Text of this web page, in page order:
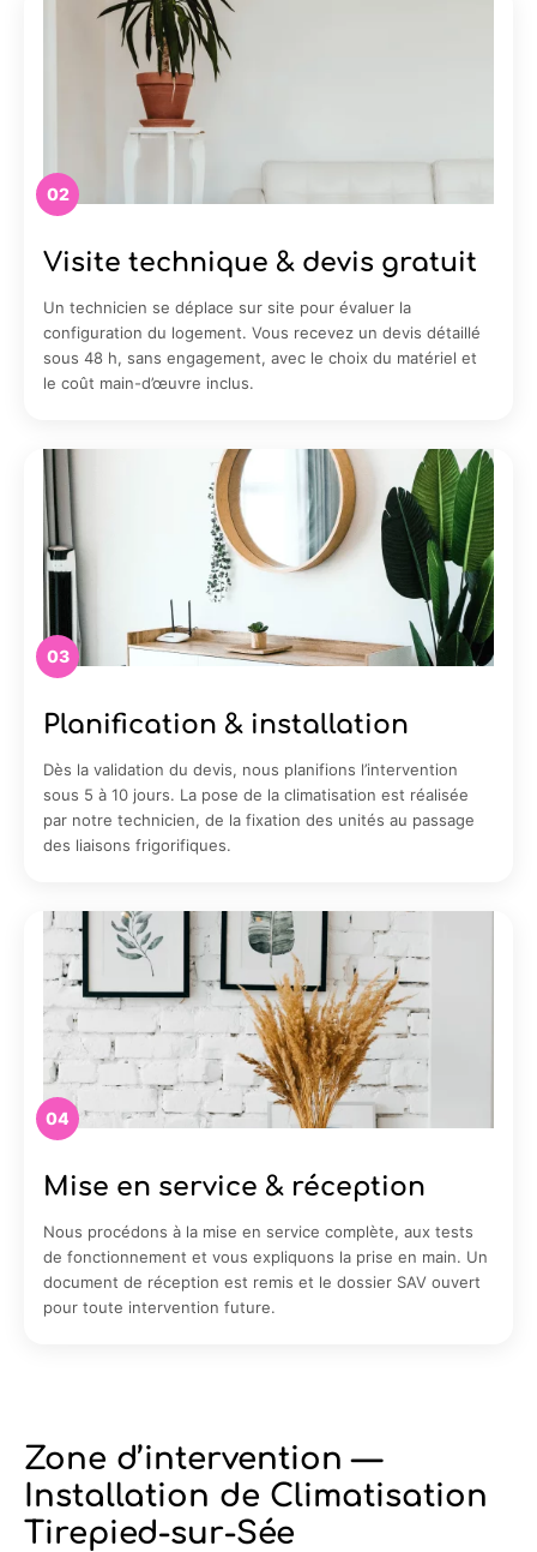
02
Visite technique & devis gratuit
Un technicien se déplace sur site pour évaluer la
configuration du logement. Vous recevez un devis détaillé
sous 48 h, sans engagement, avec le choix du matériel et
le coût main-d’œuvre inclus.
03
Planification & installation
Dès la validation du devis, nous planifions l’intervention
sous 5 à 10 jours. La pose de la climatisation est réalisée
par notre technicien, de la fixation des unités au passage
des liaisons frigorifiques.
04
Mise en service & réception
Nous procédons à la mise en service complète, aux tests
de fonctionnement et vous expliquons la prise en main. Un
document de réception est remis et le dossier SAV ouvert
pour toute intervention future.
Zone d’intervention —
Installation de Climatisation
Tirepied-sur-Sée